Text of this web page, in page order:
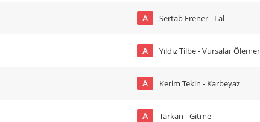
A Sertab Erener - Lal
A Yıldız Tilbe - Vursalar
A Kerim Tekin - Karbeyaz
A Tarkan - Gitme